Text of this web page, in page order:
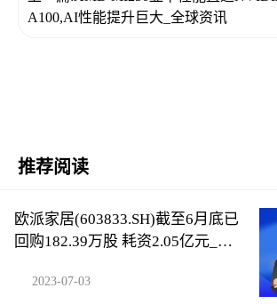
A100,AI性能提升巨大_全球资讯
推荐阅读
欧派家居(603833.SH)截至6月底已
回购182.39万股 耗资2.05亿元_全
2023-07-03